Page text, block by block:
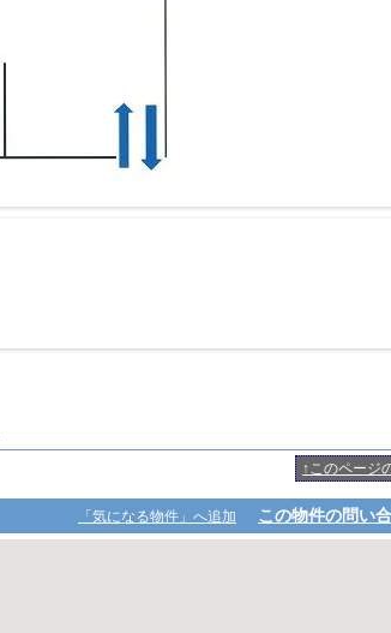
↑このページ
「気になる物件」へ追加 この物件の問い